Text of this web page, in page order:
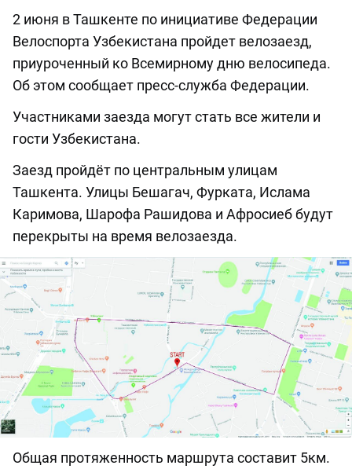
2 июня в Ташкенте по инициативе Федерации
Велоспорта Узбекистана пройдет велозаезд,
приуроченный ко Всемирному дню велосипеда.
Об этом сообщает пресс-служба Федерации.
Участниками заезда могут стать все жители и
гости Узбекистана.
Заезд пройдёт по центральным улицам
Ташкента. Улицы Бешагач, Фурката, Ислама
Каримова, Шарофа Рашидова и Афросиеб будут
перекрыты на время велозаезда.
Общая протяженность маршрута составит 5км.